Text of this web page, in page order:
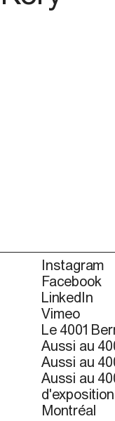
Instagram
Facebook
LinkedIn
Vimeo
Le 4001
Aussi au
Aussi au
Aussi au
Montréal